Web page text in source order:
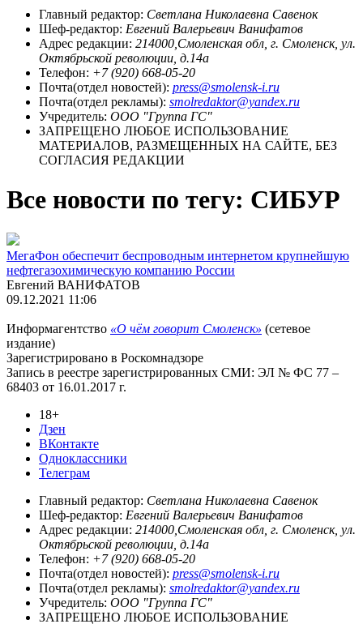
Главный редактор: Светлана Николаевна Савенок
Шеф-редактор: Евгений Валерьевич Ванифатов
Адрес редакции: 214000,Смоленская обл, г. Смоленск, ул.
Октябрьской революции, д.14а
Телефон: +7 (920) 668-05-20
Почта(отдел новостей): press@smolensk-i.ru
Почта(отдел рекламы): smolredaktor@yandex.ru
Учредитель: ООО "Группа ГС"
ЗАПРЕЩЕНО ЛЮБОЕ ИСПОЛЬЗОВАНИЕ
МАТЕРИАЛОВ, РАЗМЕЩЕННЫХ НА САЙТЕ, БЕЗ
СОГЛАСИЯ РЕДАКЦИИ
Все новости по тегу: СИБУР
МегаФон обеспечит беспроводным интернетом крупнейшую
нефтегазохимическую компанию России
Евгений ВАНИФАТОВ
09.12.2021 11:06
Информагентство «О чём говорит Смоленск» (сетевое
издание)
Зарегистрировано в Роскомнадзоре
Запись в реестре зарегистрированных СМИ: ЭЛ № ФС 77 –
68403 от 16.01.2017 г.
18+
Дзен
ВКонтакте
Одноклассники
Телеграм
Главный редактор: Светлана Николаевна Савенок
Шеф-редактор: Евгений Валерьевич Ванифатов
Адрес редакции: 214000,Смоленская обл, г. Смоленск, ул.
Октябрьской революции, д.14а
Телефон: +7 (920) 668-05-20
Почта(отдел новостей): press@smolensk-i.ru
Почта(отдел рекламы): smolredaktor@yandex.ru
Учредитель: ООО "Группа ГС"
ЗАПРЕЩЕНО ЛЮБОЕ ИСПОЛЬЗОВАНИЕ